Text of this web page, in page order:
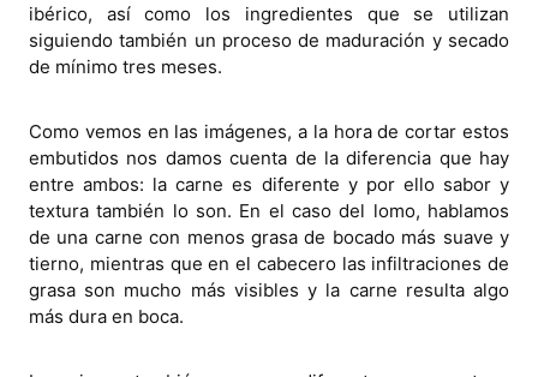
ibérico, así como los ingredientes que se utilizan
siguiendo también un proceso de maduración y secado
de mínimo tres meses.
Como vemos en las imágenes, a la hora de cortar estos
embutidos nos damos cuenta de la diferencia que hay
entre ambos: la carne es diferente y por ello sabor y
textura también lo son. En el caso del lomo, hablamos
de una carne con menos grasa de bocado más suave y
tierno, mientras que en el cabecero las infiltraciones de
grasa son mucho más visibles y la carne resulta algo
más dura en boca.